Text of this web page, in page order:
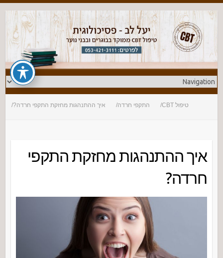
טיפול CBT התקפי חרדה איך ההתנהגות מחזקת התקפי חרדה?
איך ההתנהגות מחזקת התקפי
חרדה?